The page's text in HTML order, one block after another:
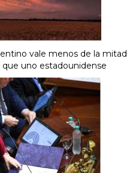
vale menos de la mitad
uno estadounidense